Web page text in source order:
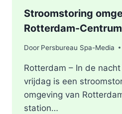
Stroomstoring
Rotterdam-Centrum
Door Persbureau Spa-Media
Rotterdam – In de
vrijdag is een
omgeving van
station…